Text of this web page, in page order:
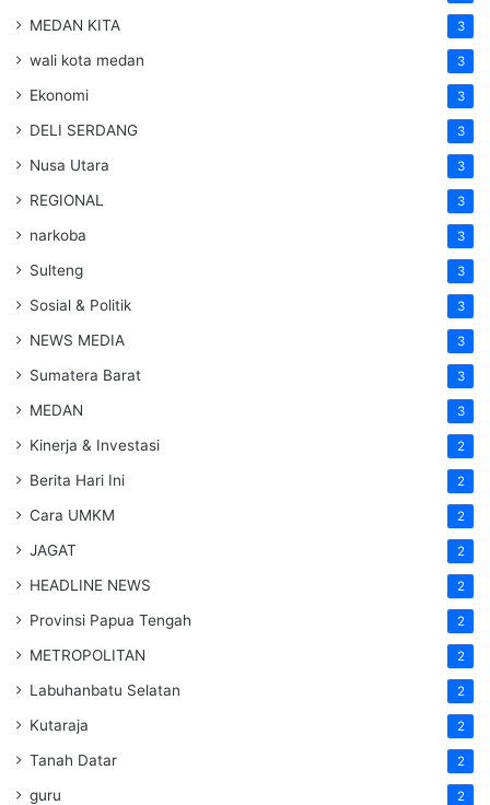
MEDAN KITA 3
wali kota medan 3
Ekonomi 3
DELI SERDANG 3
Nusa Utara 3
REGIONAL 3
narkoba 3
Sulteng 3
Sosial & Politik 3
NEWS MEDIA 3
Sumatera Barat 3
MEDAN 3
Kinerja & Investasi 2
Berita Hari Ini 2
Cara UMKM 2
JAGAT 2
HEADLINE NEWS 2
Provinsi Papua Tengah 2
METROPOLITAN 2
Labuhanbatu Selatan 2
Kutaraja 2
Tanah Datar 2
guru 2